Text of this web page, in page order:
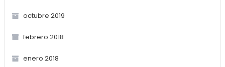
octubre 2019
febrero 2018
enero 2018